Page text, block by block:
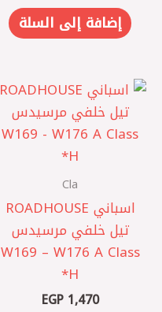
إضافة إلى السلة
Cla
اسباني ROADHOUSE
تيل خلفي مرسيدس
W169 – W176 A Class
H*
EGP1,470